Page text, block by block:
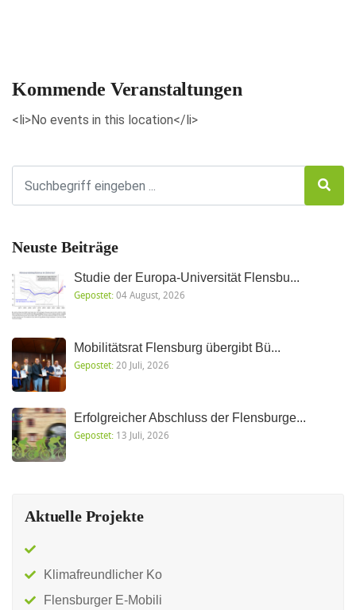
Kommende Veranstaltungen
<li>No events in this location</li>
Neuste Beiträge
Studie der Europa-Universität Flensbu...
Gepostet:04 August, 2026
Mobilitätsrat Flensburg übergibt Bü...
Gepostet: 20 Juli, 2026
Erfolgreicher Abschluss der Flensburge...
Gepostet: 13 Juli, 2026
Aktuelle Projekte
Klimafreundlicher Ko
Flensburger E-Mobili